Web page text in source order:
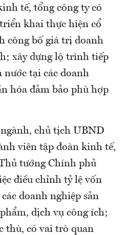
tế, tổng công ty có
khai thực hiện cổ
công bố giá trị doanh
xây dựng lộ trình tiếp
nước tại các doanh
hóa đảm bảo phù hợp
chủ tịch UBND
viên tập đoàn kinh tế,
tướng Chính phủ
điều chỉnh tỷ lệ vốn
doanh nghiệp sản
dịch vụ công ích;
thù, có vai trò quan